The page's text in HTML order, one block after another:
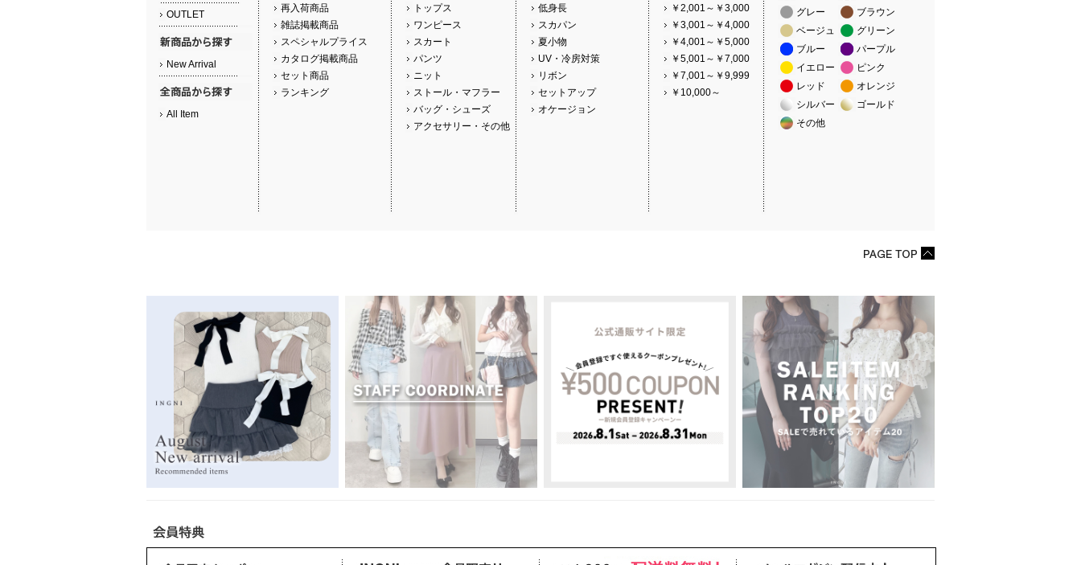
OUTLET
New Arrival
All Item
再入荷商品
雑誌掲載商品
スペシャルプライス
カタログ掲載商品
セット商品
ランキング
トップス
ワンピース
スカート
パンツ
ニット
ストール・マフラー
バッグ・シューズ
アクセサリー・その他
低身長
スカパン
夏小物
UV・冷房対策
リボン
セットアップ
オケージョン
￥2,001～￥3,000
￥3,001～￥4,000
￥4,001～￥5,000
￥5,001～￥7,000
￥7,001～￥9,999
￥10,000～
グレー
ブラウン
ベージュ
グリーン
ブルー
パープル
イエロー
ピンク
レッド
オレンジ
シルバー
ゴールド
その他